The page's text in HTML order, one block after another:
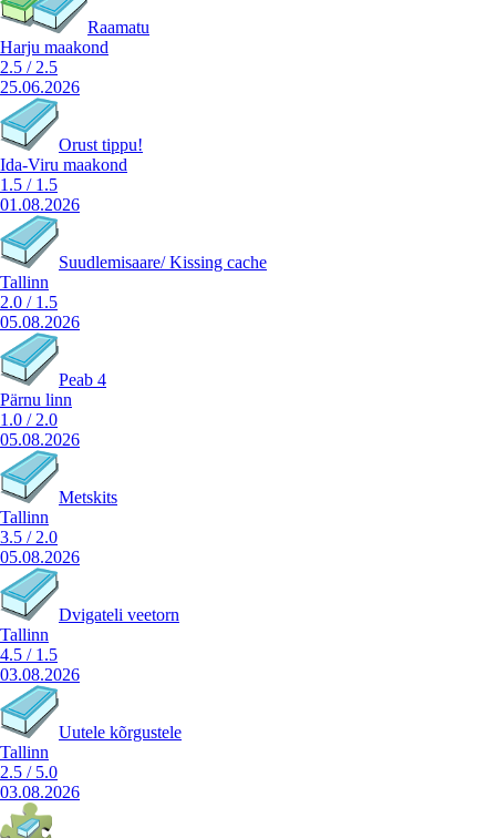
Raamatu
Harju maakond
2.5 / 2.5
25.06.2026
Orust tippu!
Ida-Viru maakond
1.5 / 1.5
01.08.2026
Suudlemisaare/ Kissing cache
Tallinn
2.0 / 1.5
05.08.2026
Peab 4
Pärnu linn
1.0 / 2.0
05.08.2026
Metskits
Tallinn
3.5 / 2.0
05.08.2026
Dvigateli veetorn
Tallinn
4.5 / 1.5
03.08.2026
Uutele kõrgustele
Tallinn
2.5 / 5.0
03.08.2026